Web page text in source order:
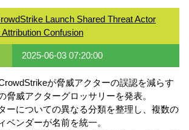
Launch Shared Threat Actor
Confusion
2025-06-03 07:20:00
が脅威アクターの誤認を減らす
脅威アクターグロッサリーを発表。
ーについての異なる分類を整理し、複数の
ベンダーが名前を統一。